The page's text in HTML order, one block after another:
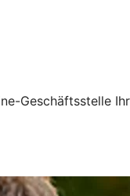
Geschäftsstelle